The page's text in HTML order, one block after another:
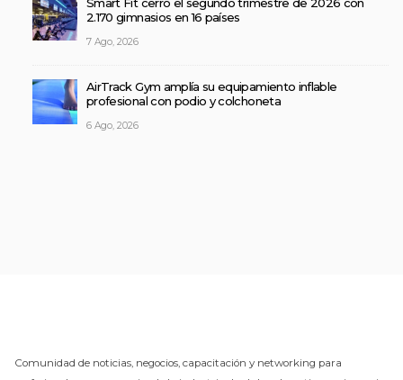
2.170 gimnasios en 16 países
7 Ago, 2026
AirTrack Gym amplía su equipamiento inflable
profesional con podio y colchoneta
6 Ago, 2026
Comunidad de noticias, negocios, capacitación y networking para